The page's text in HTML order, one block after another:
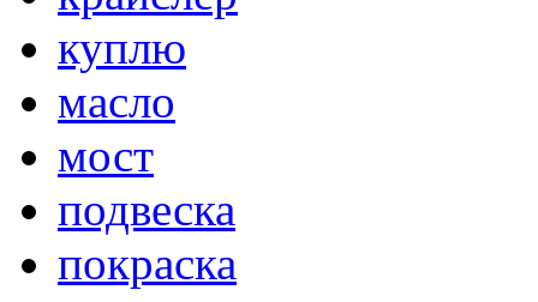
куплю
масло
мост
подвеска
покраска